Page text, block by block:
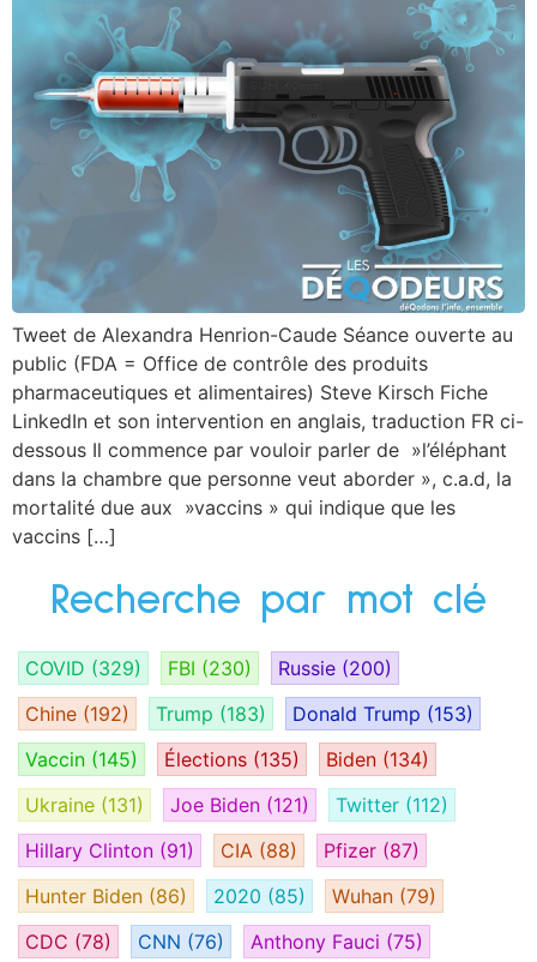
Tweet de Alexandra Henrion-Caude Séance ouverte au
public (FDA = Office de contrôle des produits
pharmaceutiques et alimentaires) Steve Kirsch Fiche
LinkedIn et son intervention en anglais, traduction FR ci-
dessous Il commence par vouloir parler de »l’éléphant
dans la chambre que personne veut aborder », c.a.d, la
mortalité due aux »vaccins » qui indique que les
vaccins […]
Recherche par mot clé
COVID (329) FBI (230) Russie (200)
Chine (192) Trump (183) Donald Trump (153)
Vaccin (145) Élections (135) Biden (134)
Ukraine (131) Joe Biden (121) Twitter (112)
Hillary Clinton (91) CIA (88) Pfizer (87)
Hunter Biden (86) 2020 (85) Wuhan (79)
CDC (78) CNN (76) Anthony Fauci (75)